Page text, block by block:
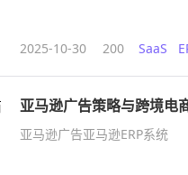
2025-10-30 200 SaaS
亚马逊广告策略与跨境电
亚马逊广告亚马逊ERP系统